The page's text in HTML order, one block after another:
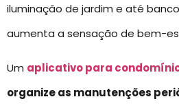
iluminação de jardim e até
aumenta a sensação de bem-
Um aplicativo para
organize as manutenções